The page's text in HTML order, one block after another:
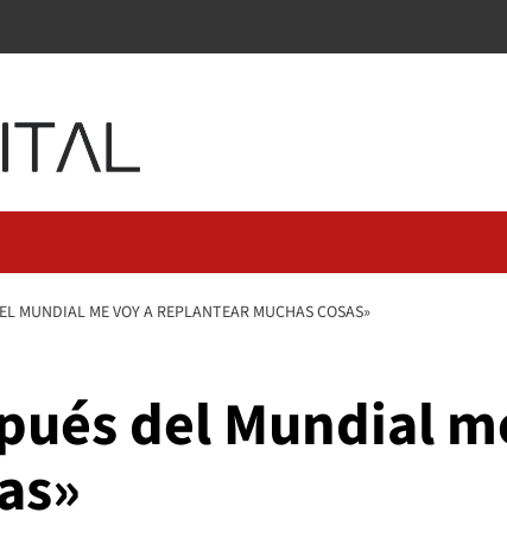
MUNDIAL ME VOY A REPLANTEAR MUCHAS COSAS»
del Mundial